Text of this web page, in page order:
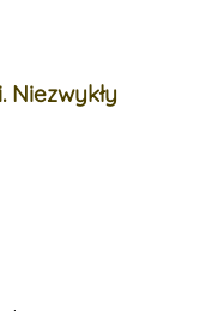
Niezwykły